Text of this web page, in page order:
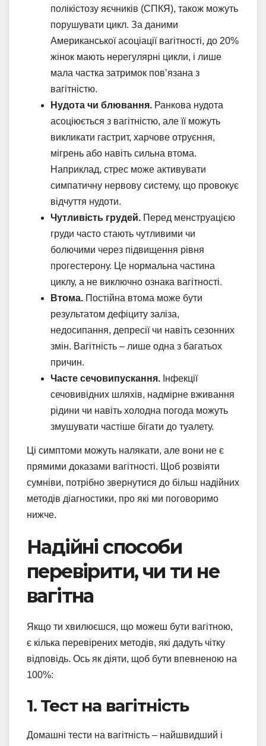
полікістозу яєчників (СПКЯ), також можуть
порушувати цикл. За даними
Американської асоціації вагітності, до 20%
жінок мають нерегулярні цикли, і лише
мала частка затримок пов’язана з
вагітністю.
Нудота чи блювання. Ранкова нудота
асоціюється з вагітністю, але її можуть
викликати гастрит, харчове отруєння,
мігрень або навіть сильна втома.
Наприклад, стрес може активувати
симпатичну нервову систему, що провокує
відчуття нудоти.
Чутливість грудей. Перед менструацією
груди часто стають чутливими чи
болючими через підвищення рівня
прогестерону. Це нормальна частина
циклу, а не виключно ознака вагітності.
Втома. Постійна втома може бути
результатом дефіциту заліза,
недосипання, депресії чи навіть сезонних
змін. Вагітність – лише одна з багатьох
причин.
Часте сечовипускання. Інфекції
сечовивідних шляхів, надмірне вживання
рідини чи навіть холодна погода можуть
змушувати частіше бігати до туалету.
Ці симптоми можуть налякати, але вони не є
прямими доказами вагітності. Щоб розвіяти
сумніви, потрібно звернутися до більш надійних
методів діагностики, про які ми поговоримо
нижче.
Надійні способи
перевірити, чи ти не
вагітна
Якщо ти хвилюєшся, що можеш бути вагітною,
є кілька перевірених методів, які дадуть чітку
відповідь. Ось як діяти, щоб бути впевненою на
100%:
1. Тест на вагітність
Домашні тести на вагітність – найшвидший і